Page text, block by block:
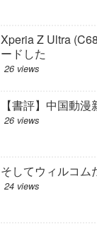
Xperia Z Ultra
ードした
26 views
【書評】中国動漫
26 views
そしてウィルコ
24 views